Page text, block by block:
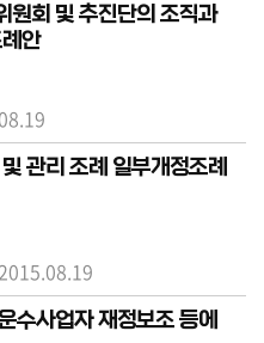
원회 및 추진단의 조직과
안
관리 조례 일부개정조례
2015.08.19
수사업자 재정보조 등에